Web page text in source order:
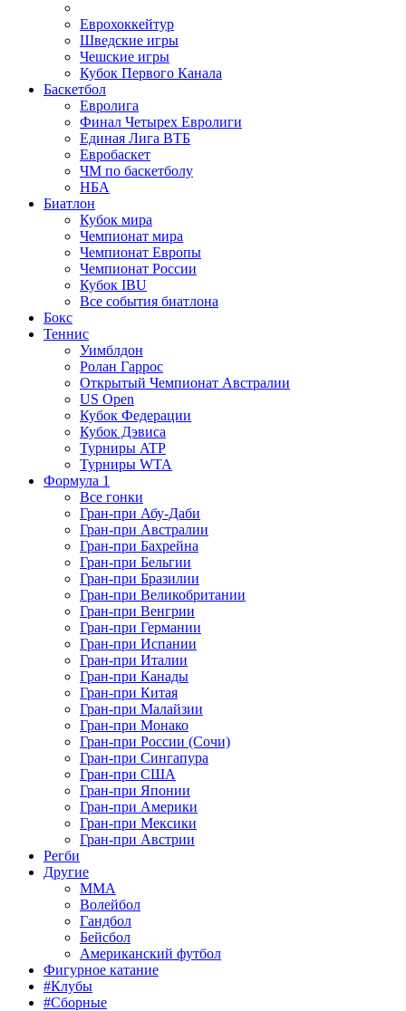
Еврохоккейтур
Шведские игры
Чешские игры
Кубок Первого Канала
Баскетбол
Евролига
Финал Четырех Евролиги
Единая Лига ВТБ
Евробаскет
ЧМ по баскетболу
НБА
Биатлон
Кубок мира
Чемпионат мира
Чемпионат Европы
Чемпионат России
Кубок IBU
Все события биатлона
Бокс
Теннис
Уимблдон
Ролан Гаррос
Открытый Чемпионат Австралии
US Open
Кубок Федерации
Кубок Дэвиса
Турниры ATP
Турниры WTA
Формула 1
Все гонки
Гран-при Абу-Даби
Гран-при Австралии
Гран-при Бахрейна
Гран-при Бельгии
Гран-при Бразилии
Гран-при Великобритании
Гран-при Венгрии
Гран-при Германии
Гран-при Испании
Гран-при Италии
Гран-при Канады
Гран-при Китая
Гран-при Малайзии
Гран-при Монако
Гран-при России (Сочи)
Гран-при Сингапура
Гран-при США
Гран-при Японии
Гран-при Америки
Гран-при Мексики
Гран-при Австрии
Регби
Другие
MMA
Волейбол
Гандбол
Бейсбол
Американский футбол
Фигурное катание
#Клубы
#Сборные